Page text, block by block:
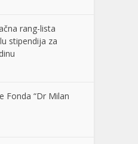
rang-lista
stipendija za
Fonda “Dr Milan